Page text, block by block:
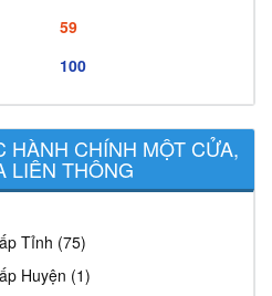
59
100
HÀNH CHÍNH MỘT CỬA,
LIÊN THÔNG
Tỉnh (75)
Huyện (1)